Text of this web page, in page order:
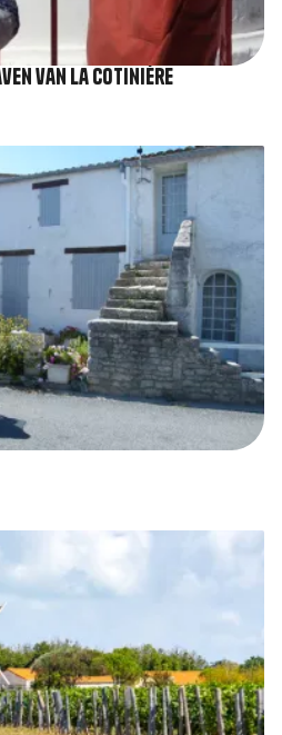
van La Cotinière